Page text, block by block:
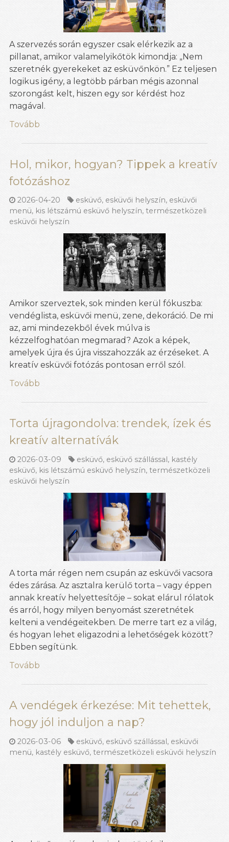
A szervezés során egyszer csak elérkezik az a
pillanat, amikor valamelyikőtök kimondja: „Nem
szeretnék gyerekeket az esküvőnkön.” Ez teljesen
logikus igény, a legtöbb párban mégis azonnal
szorongást kelt, hiszen egy sor kérdést hoz
magával.
Tovább
Hol, mikor, hogyan? Tippek a kreatív
fotózáshoz
2026-04-20 esküvő, esküvői helyszín, esküvői
menü, kis létszámú esküvő helyszín, természetközeli
esküvői helyszín
Amikor szerveztek, sok minden kerül fókuszba:
vendéglista, esküvői menü, zene, dekoráció. De mi
az, ami mindezekből évek múlva is
kézzelfoghatóan megmarad? Azok a képek,
amelyek újra és újra visszahozzák az érzéseket. A
kreatív esküvői fotózás pontosan erről szól.
Tovább
Torta újragondolva: trendek, ízek és
kreatív alternatívák
2026-03-09 esküvő, esküvő szállással, kastély
esküvő, kis létszámú esküvő helyszín, természetközeli
esküvői helyszín
A torta már régen nem csupán az esküvői vacsora
édes zárása. Az asztalra kerülő torta – vagy éppen
annak kreatív helyettesítője – sokat elárul rólatok
és arról, hogy milyen benyomást szeretnétek
kelteni a vendégeitekben. De merre tart ez a világ,
és hogyan lehet eligazodni a lehetőségek között?
Ebben segítünk.
Tovább
A vendégek érkezése: Mit tehettek,
hogy jól induljon a nap?
2026-03-06 esküvő, esküvő szállással, esküvői
menü, kastély esküvő, természetközeli esküvői helyszín